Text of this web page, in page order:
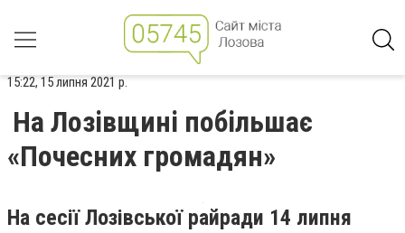
15:22, 15 липня 2021 р.
На Лозівщині побільшає
«Почесних громадян»
На сесії Лозівської райради 14 липня